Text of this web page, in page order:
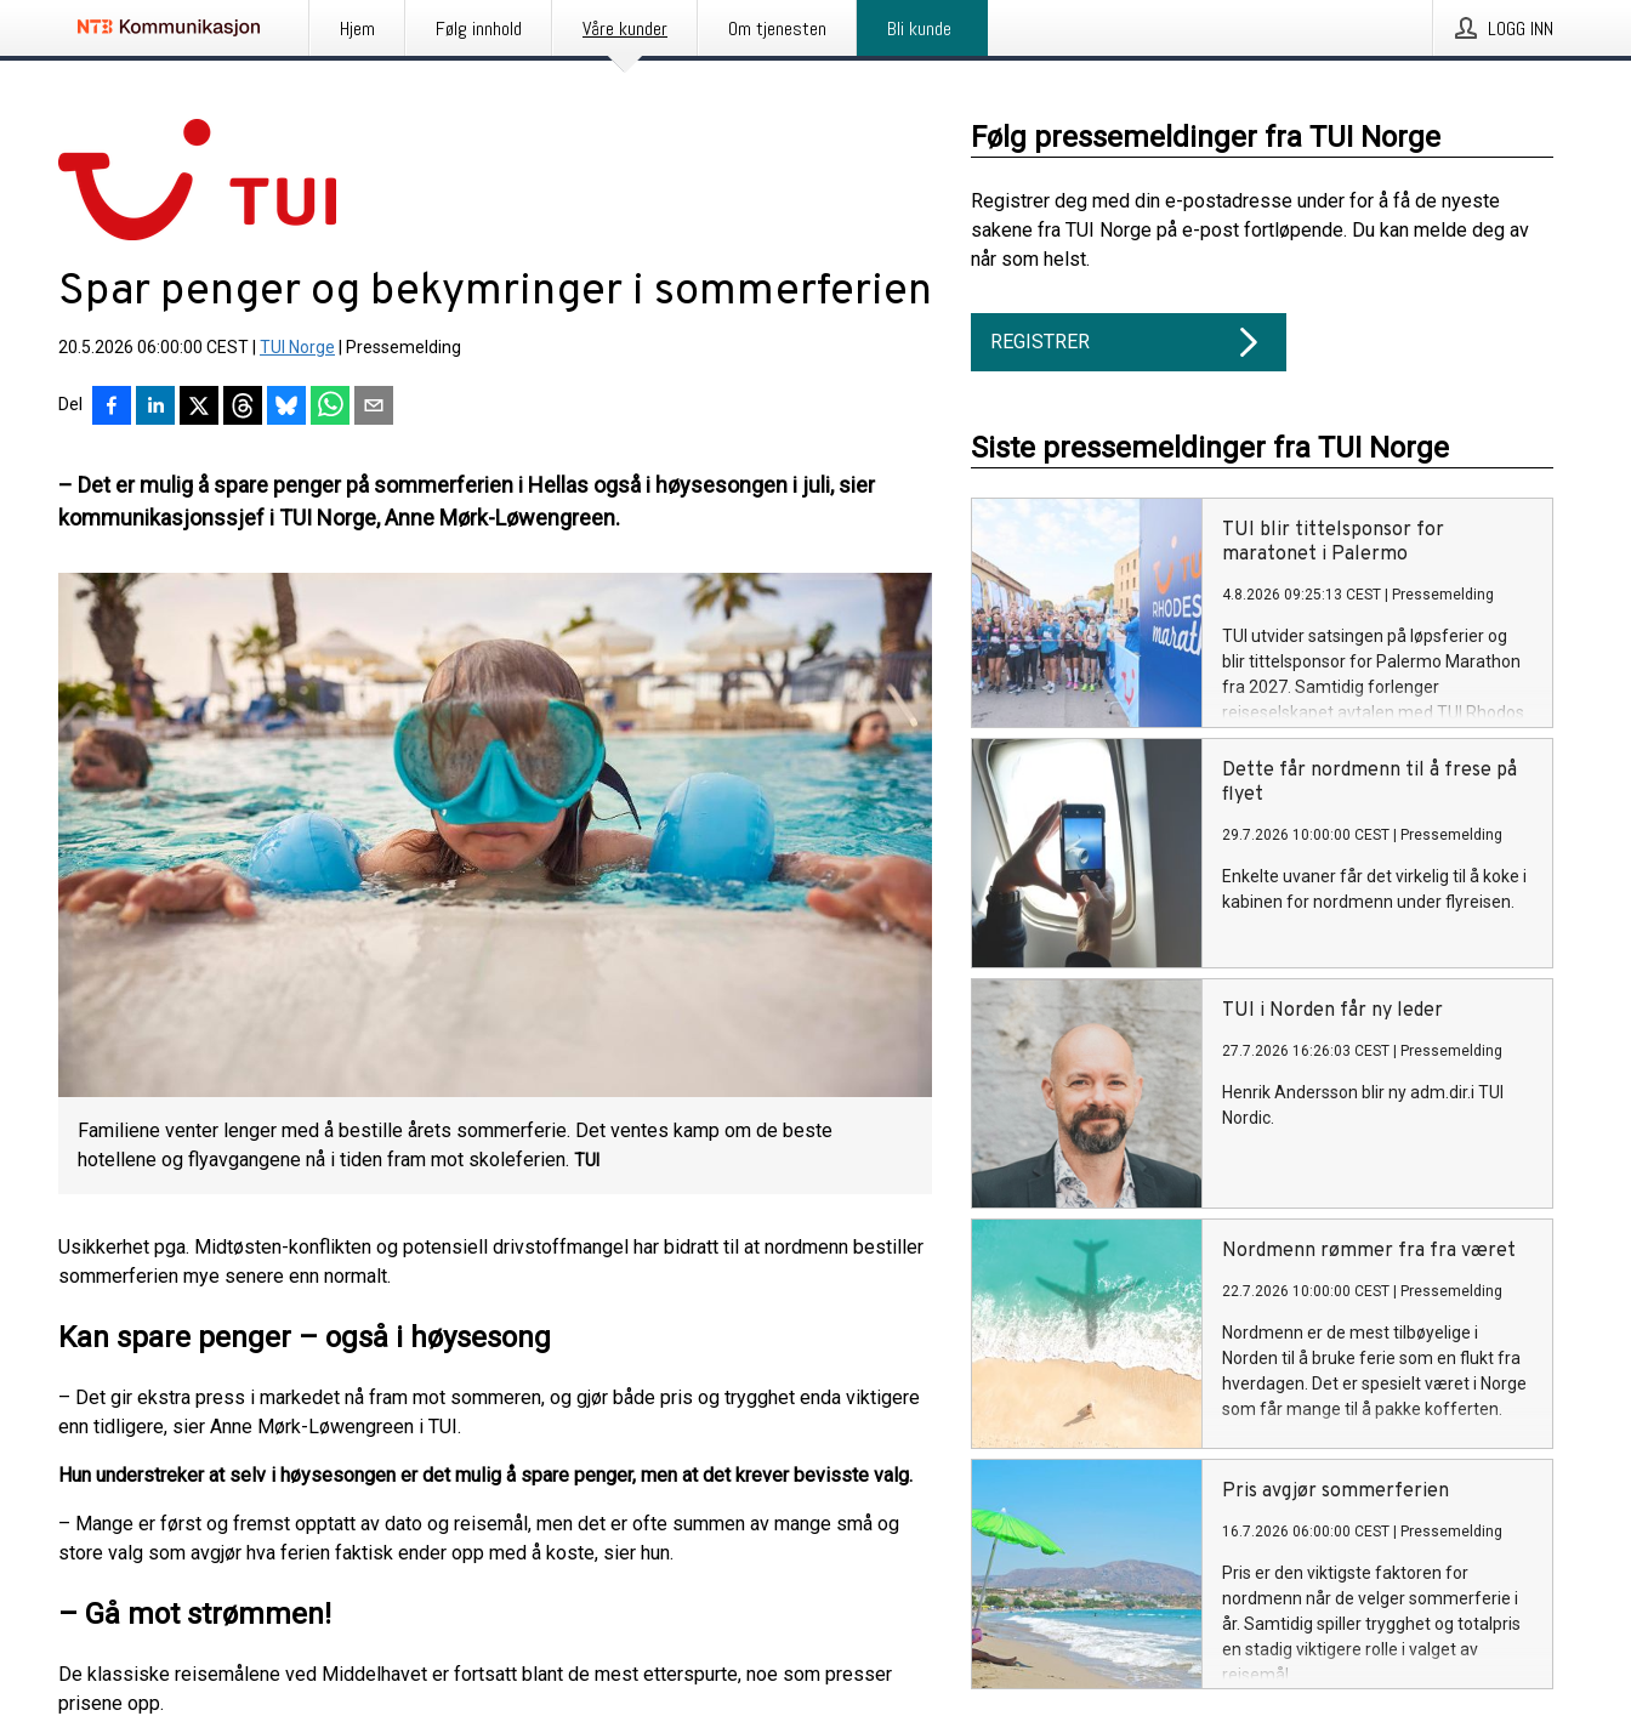
Hjem Følg innhold Våre kunder Om tjenesten Bli kunde LOGG INN
Spar penger og bekymringer i sommerferien
20.5.2026 06:00:00 CEST TUI Norge Pressemelding
Del
– Det er mulig å spare penger på sommerferien i Hellas også i høysesongen i juli, sier
kommunikasjonssjef i TUI Norge, Anne Mørk-Løwengreen.
Familiene venter lenger med å bestille årets sommerferie. Det ventes kamp om de beste
hotellene og flyavgangene nå i tiden fram mot skoleferien. TUI
Usikkerhet pga. Midtøsten-konflikten og potensiell drivstoffmangel har bidratt til at nordmenn bestiller
sommerferien mye senere enn normalt.
Kan spare penger – også i høysesong
– Det gir ekstra press i markedet nå fram mot sommeren, og gjør både pris og trygghet enda viktigere
enn tidligere, sier Anne Mørk-Løwengreen i TUI.
Hun understreker at selv i høysesongen er det mulig å spare penger, men at det krever bevisste valg.
– Mange er først og fremst opptatt av dato og reisemål, men det er ofte summen av mange små og
store valg som avgjør hva ferien faktisk ender opp med å koste, sier hun.
– Gå mot strømmen!
De klassiske reisemålene ved Middelhavet er fortsatt blant de mest etterspurte, noe som presser
prisene opp.
Følg pressemeldinger fra TUI Norge
Registrer deg med din e-postadresse under for å få de nyeste
sakene fra TUI Norge på e-post fortløpende. Du kan melde deg av
når som helst.
REGISTRER
Siste pressemeldinger fra TUI Norge
TUI blir tittelsponsor for
maratonet i Palermo
4.8.2026 09:25:13 CEST Pressemelding
TUI utvider satsingen på løpsferier og
blir tittelsponsor for Palermo Marathon
fra 2027. Samtidig forlenger
reiseselskapet avtalen med TUI Rhodos
Maraton til 2030.
Dette får nordmenn til å frese på
flyet
29.7.2026 10:00:00 CEST Pressemelding
Enkelte uvaner får det virkelig til å koke i
kabinen for nordmenn under flyreisen.
TUI i Norden får ny leder
27.7.2026 16:26:03 CEST Pressemelding
Henrik Andersson blir ny adm.dir.i TUI
Nordic.
Nordmenn rømmer fra fra været
22.7.2026 10:00:00 CEST Pressemelding
Nordmenn er de mest tilbøyelige i
Norden til å bruke ferie som en flukt fra
hverdagen. Det er spesielt været i Norge
som får mange til å pakke kofferten.
Pris avgjør sommerferien
16.7.2026 06:00:00 CEST Pressemelding
Pris er den viktigste faktoren for
nordmenn når de velger sommerferie i
år. Samtidig spiller trygghet og totalpris
en stadig viktigere rolle i valget av
reisemål.